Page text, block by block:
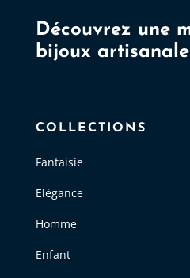
Découvrez une
bijoux artisanale
COLLECTIONS
Fantaisie
Elégance
Homme
Enfant